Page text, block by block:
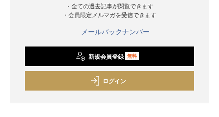
・全ての過去記事が閲覧できます
・会員限定メルマガを受信できます
メールバックナンバー
新規会員登録 無料
ログイン